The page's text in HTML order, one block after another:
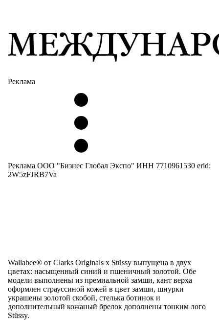
Реклама
Реклама ООО "Бизнес Глобал Экспо" ИНН 7710961530 erid:
2W5zFJRB7Va
Wallabee® от Clarks Originals х Stüssy выпущена в двух
цветах: насыщенный синий и пшеничный золотой. Обе
модели выполнены из премиальной замши, кант верха
оформлен страуссиной кожей в цвет замши, шнурки
украшены золотой скобой, стелька ботинок и
дополнительный кожаный брелок дополнены тонким лого
Stüssy.